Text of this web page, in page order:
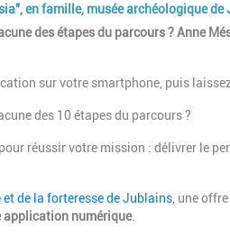
en famille, musée archéologique
des étapes du parcours ? Anne
sur votre smartphone, puis
des 10 étapes du parcours ?
réussir votre mission : délivrer le
et de la forteresse de Jublains , une
application numérique.